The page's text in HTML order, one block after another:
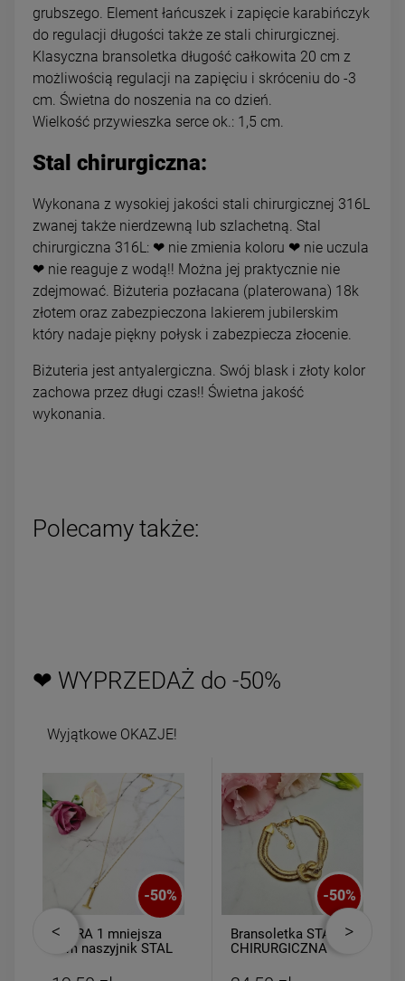
grubszego. Element łańcuszek i zapięcie karabińczyk
do regulacji długości także ze stali chirurgicznej.
Klasyczna bransoletka długość całkowita 20 cm z
możliwością regulacji na zapięciu i skróceniu do -3
cm. Świetna do noszenia na co dzień.
Wielkość przywieszka serce ok.: 1,5 cm.
Stal chirurgiczna:
Wykonana z wysokiej jakości stali chirurgicznej 316L
zwanej także nierdzewną lub szlachetną. Stal
chirurgiczna 316L: ❤ nie zmienia koloru ❤ nie uczula
❤ nie reaguje z wodą!! Można jej praktycznie nie
zdejmować. Biżuteria pozłacana (platerowana) 18k
złotem oraz zabezpieczona lakierem jubilerskim
który nadaje piękny połysk i zabezpiecza złocenie.
Biżuteria jest antyalergiczna. Swój blask i złoty kolor
zachowa przez długi czas!! Świetna jakość
wykonania.
Polecamy także:
❤ WYPRZEDAŻ do -50%
Wyjątkowe OKAZJE!
-50%
CYFRA 1 mniejsza
2cm naszyjnik STAL
-50%
Bransoletka STAL
CHIRURGICZNA
supełek